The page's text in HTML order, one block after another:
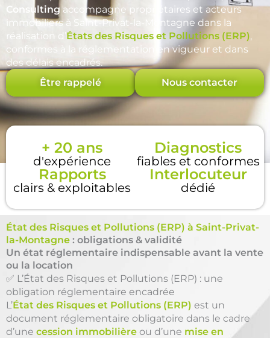
Consulting accompagne propriétaires et acteurs
immobiliers à Saint-Privat-la-Montagne dans la
réalisation d’États des Risques et Pollutions (ERP),
conformes à la réglementation en vigueur et dans
des délais encadrés.
Être rappelé Nous contacter
+ 20 ans
d'expérience
Diagnostics
fiables et conformes
Rapports
clairs & exploitables
Interlocuteur
dédié
État des Risques et Pollutions (ERP) à Saint-Privat-
la-Montagne : obligations & validité
Un état réglementaire indispensable avant la vente
ou la location
✅ L’État des Risques et Pollutions (ERP) : une
obligation réglementaire encadrée
L’État des Risques et Pollutions (ERP) est un
document réglementaire obligatoire dans le cadre
d’une cession immobilière ou d’une mise en